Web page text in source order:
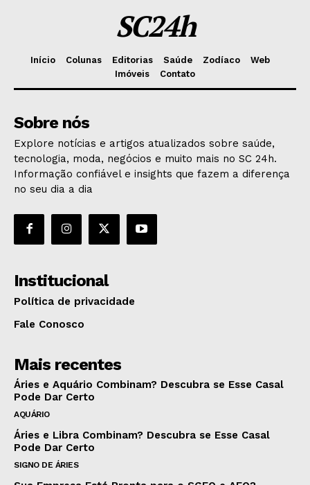
SC24h
Início Colunas Editorias Saúde Zodíaco
Web
Imóveis
Contato
Sobre nós
Explore notícias e artigos atualizados sobre saúde,
tecnologia, moda, negócios e muito mais no SC 24h.
Informação confiável e insights que fazem a diferença
no seu dia a dia
Institucional
Política de privacidade
Fale Conosco
Mais recentes
Áries e Aquário Combinam? Descubra se Esse Casal
Pode Dar Certo
AQUÁRIO
Áries e Libra Combinam? Descubra se Esse Casal
Pode Dar Certo
SIGNO DE ÁRIES